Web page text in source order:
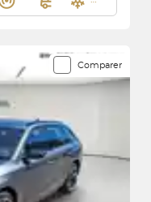
Comparer